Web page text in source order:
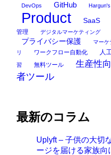
DevOps GitHub
Product SaaS
管理
デジタルマーケティング
プライバシー保護 マーケ
リ
ワークフロー自動化 人
習 無料ツール 生産性
者ツール
最新のコラム
Uplyft – 子供の大切
ージを届ける家族向